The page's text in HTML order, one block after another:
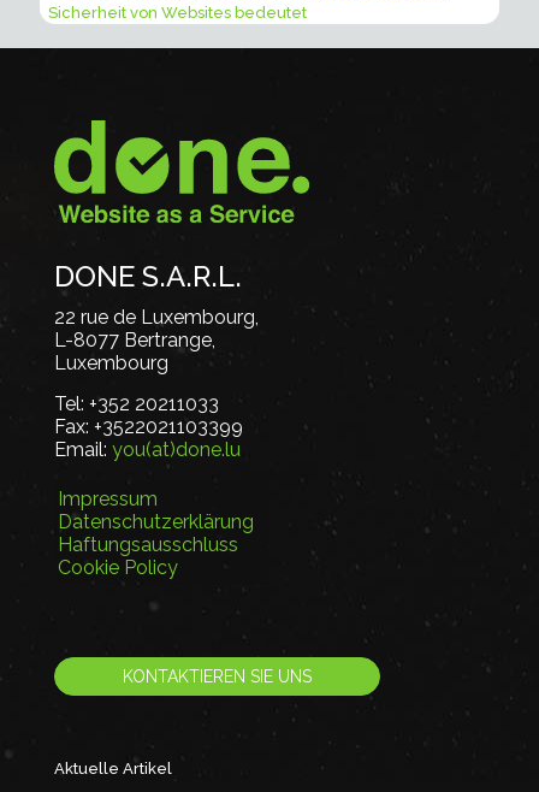
Sicherheit von Websites bedeutet
DONE S.A.R.L.
22 rue de Luxembourg,
L-8077 Bertrange,
Luxembourg
Tel: +352 20211033
Fax: +3522021103399
Email: you(at)done.lu
Impressum
Datenschutzerklärung
Haftungsausschluss
Cookie Policy
KONTAKTIEREN SIE UNS
Aktuelle Artikel